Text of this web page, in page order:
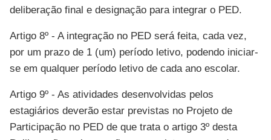
deliberação final e designação para integrar o PED.
Artigo 8º - A integração no PED será feita, cada vez,
por um prazo de 1 (um) período letivo, podendo iniciar-
se em qualquer período letivo de cada ano escolar.
Artigo 9º - As atividades desenvolvidas pelos
estagiários deverão estar previstas no Projeto de
Participação no PED de que trata o artigo 3º desta